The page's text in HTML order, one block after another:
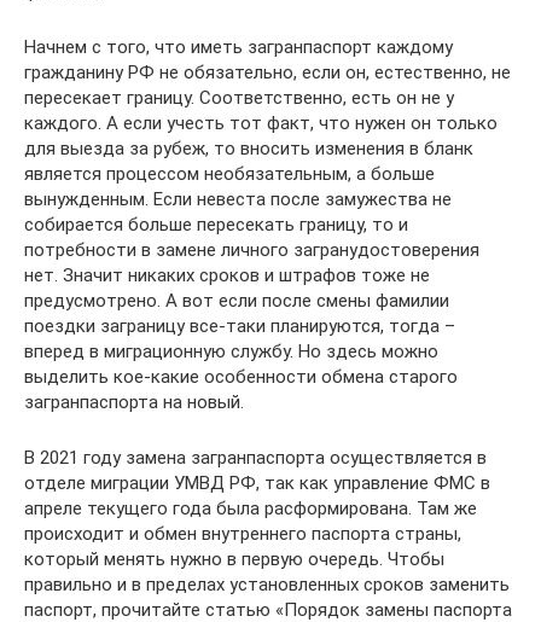
Начнем с того, что иметь загранпаспорт каждому
гражданину РФ не обязательно, если он, естественно, не
пересекает границу. Соответственно, есть он не у
каждого. А если учесть тот факт, что нужен он только
для выезда за рубеж, то вносить изменения в бланк
является процессом необязательным, а больше
вынужденным. Если невеста после замужества не
собирается больше пересекать границу, то и
потребности в замене личного загранудостоверения
нет. Значит никаких сроков и штрафов тоже не
предусмотрено. А вот если после смены фамилии
поездки заграницу все-таки планируются, тогда –
вперед в миграционную службу. Но здесь можно
выделить кое-какие особенности обмена старого
загранпаспорта на новый.
В 2021 году замена загранпаспорта осуществляется в
отделе миграции УМВД РФ, так как управление ФМС в
апреле текущего года была расформирована. Там же
происходит и обмен внутреннего паспорта страны,
который менять нужно в первую очередь. Чтобы
правильно и в пределах установленных сроков заменить
паспорт, прочитайте статью «Порядок замены паспорта